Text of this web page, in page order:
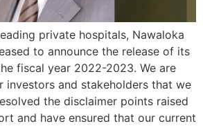
private hospitals, Nawaloka
to announce the release of its
fiscal year 2022-2023. We are
investors and stakeholders that we
the disclaimer points raised
and have ensured that our current